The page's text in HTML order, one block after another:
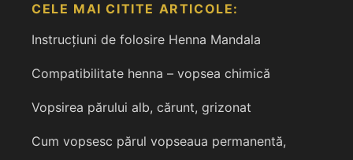
CELE MAI CITITE ARTICOLE:
Instrucțiuni de folosire Henna Mandala
Compatibilitate henna – vopsea chimică
Vopsirea părului alb, cărunt, grizonat
Cum vopsesc părul vopseaua permanentă,